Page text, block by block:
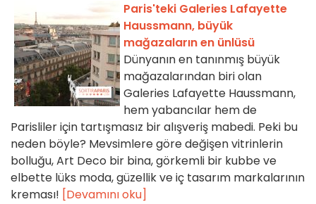
Paris'teki Galeries Lafayette
Haussmann, büyük
mağazaların en ünlüsü
Dünyanın en tanınmış büyük
mağazalarından biri olan
Galeries Lafayette Haussmann,
hem yabancılar hem de
Parisliler için tartışmasız bir alışveriş mabedi. Peki bu
neden böyle? Mevsimlere göre değişen vitrinlerin
bolluğu, Art Deco bir bina, görkemli bir kubbe ve
elbette lüks moda, güzellik ve iç tasarım markalarının
kreması! [Devamını oku]